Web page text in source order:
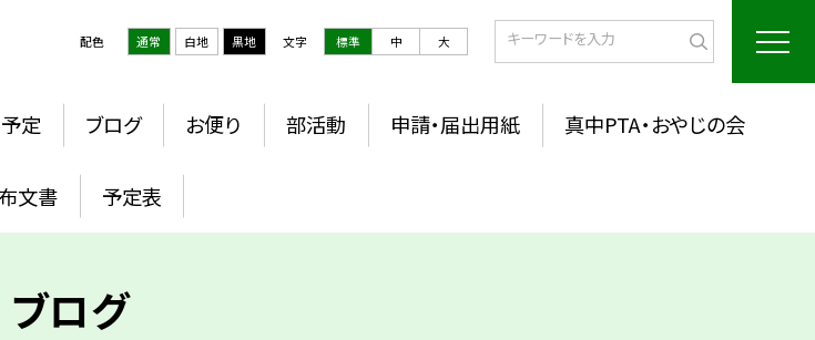
配色 通常 白地 黒地 文字 標準 中 大
定 ブログ お便り 部活動 申請・届出用紙 真中PTA・おやじの会
文書 予定表
ブログ